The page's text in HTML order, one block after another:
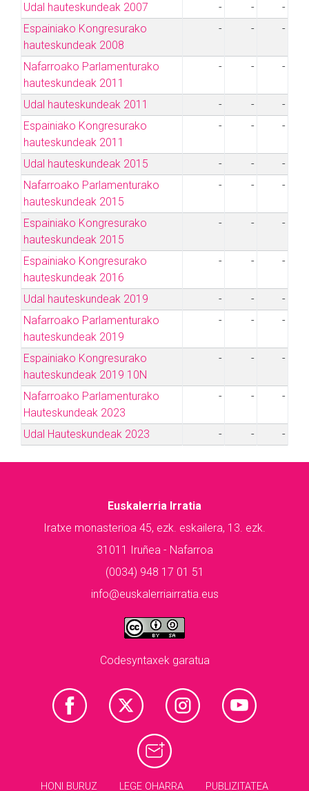
Udal hauteskundeak 2007 - -
-
Espainiako Kongresurako
hauteskundeak 2008
- - -
Nafarroako Parlamenturako
hauteskundeak 2011
- - -
Udal hauteskundeak 2011 - -
-
Espainiako Kongresurako
hauteskundeak 2011
- - -
Udal hauteskundeak 2015 - -
-
Nafarroako Parlamenturako
hauteskundeak 2015
- - -
Espainiako Kongresurako
hauteskundeak 2015
- - -
Espainiako Kongresurako
hauteskundeak 2016
- - -
Udal hauteskundeak 2019 - -
-
Nafarroako Parlamenturako
hauteskundeak 2019
- - -
Espainiako Kongresurako
hauteskundeak 2019 10N
- - -
Nafarroako Parlamenturako
Hauteskundeak 2023
- - -
Udal Hauteskundeak 2023 - - -
Euskalerria Irratia
Iratxe monasterioa 45, ezk. eskailera, 13. ezk.
31011 Iruñea - Nafarroa
(0034) 948 17 01 51
info@euskalerriairratia.eus
Codesyntaxek garatua
HONI BURUZ LEGE OHARRA PUBLIZITATEA